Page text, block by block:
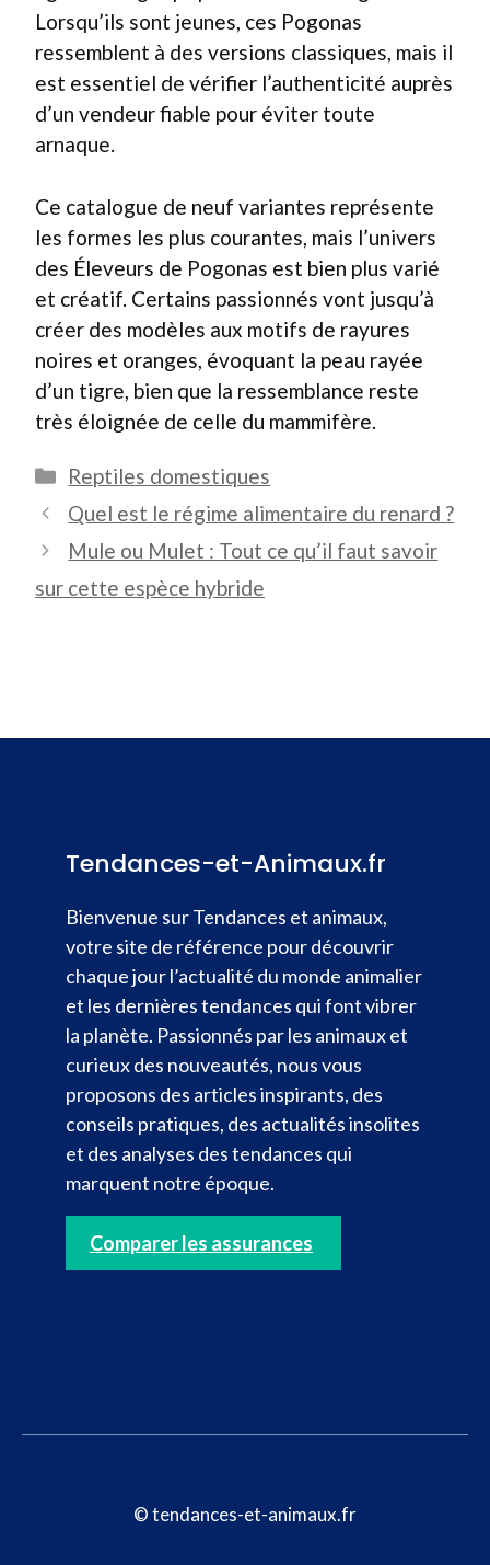
Lorsqu’ils sont jeunes, ces Pogonas
ressemblent à des versions classiques, mais il
est essentiel de vérifier l’authenticité auprès
d’un vendeur fiable pour éviter toute
arnaque.
Ce catalogue de neuf variantes représente
les formes les plus courantes, mais l’univers
des Éleveurs de Pogonas est bien plus varié
et créatif. Certains passionnés vont jusqu’à
créer des modèles aux motifs de rayures
noires et oranges, évoquant la peau rayée
d’un tigre, bien que la ressemblance reste
très éloignée de celle du mammifère.
Catégories
Reptiles domestiques
Quel est le régime alimentaire du renard ?
Mule ou Mulet : Tout ce qu’il faut savoir
sur cette espèce hybride
Tendances-et-Animaux.fr
Bienvenue sur Tendances et animaux,
votre site de référence pour découvrir
chaque jour l’actualité du monde animalier
et les dernières tendances qui font vibrer
la planète. Passionnés par les animaux et
curieux des nouveautés, nous vous
proposons des articles inspirants, des
conseils pratiques, des actualités insolites
et des analyses des tendances qui
marquent notre époque.
Comparer les assurances
© tendances-et-animaux.fr